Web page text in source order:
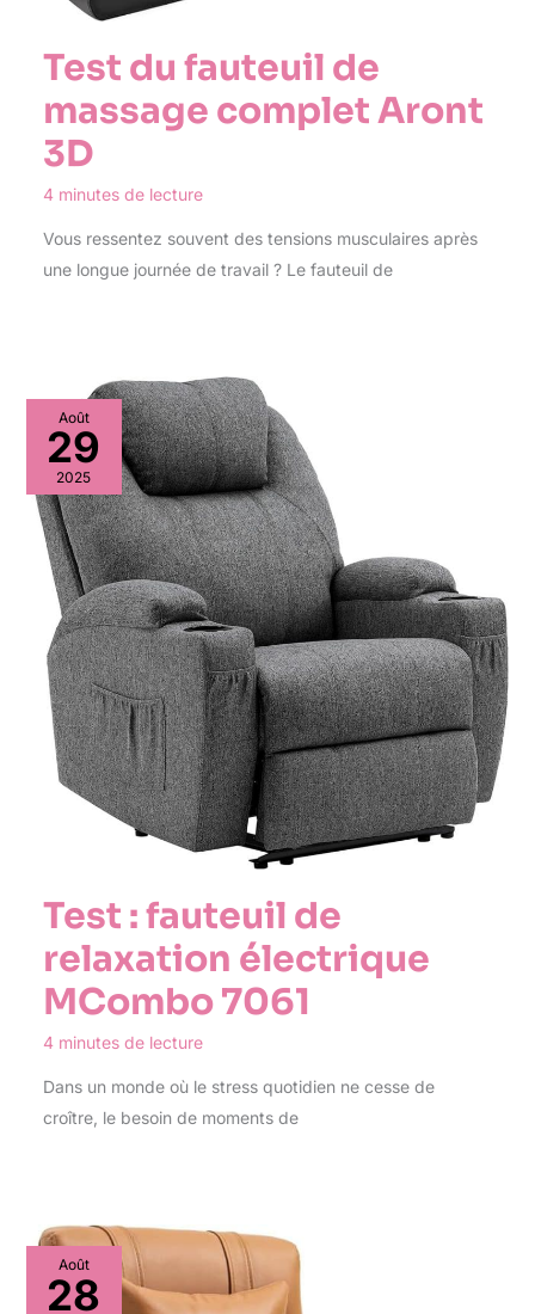
Test du fauteuil de
massage complet Aront
3D
4 minutes de lecture
Vous ressentez souvent des tensions musculaires après
une longue journée de travail ? Le fauteuil de
Août
29
2025
Test : fauteuil de
relaxation électrique
MCombo 7061
4 minutes de lecture
Dans un monde où le stress quotidien ne cesse de
croître, le besoin de moments de
Août
28